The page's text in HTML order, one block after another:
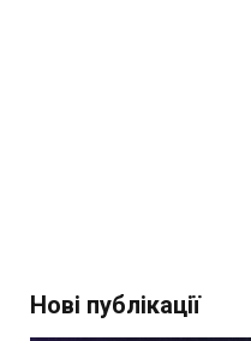
Нові публікації